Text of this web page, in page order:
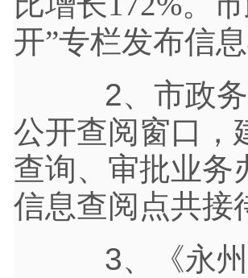
开”专栏发布信息
2、市政务
公开查阅窗口，
查询、审批业务
信息查阅点共接
3、《永州